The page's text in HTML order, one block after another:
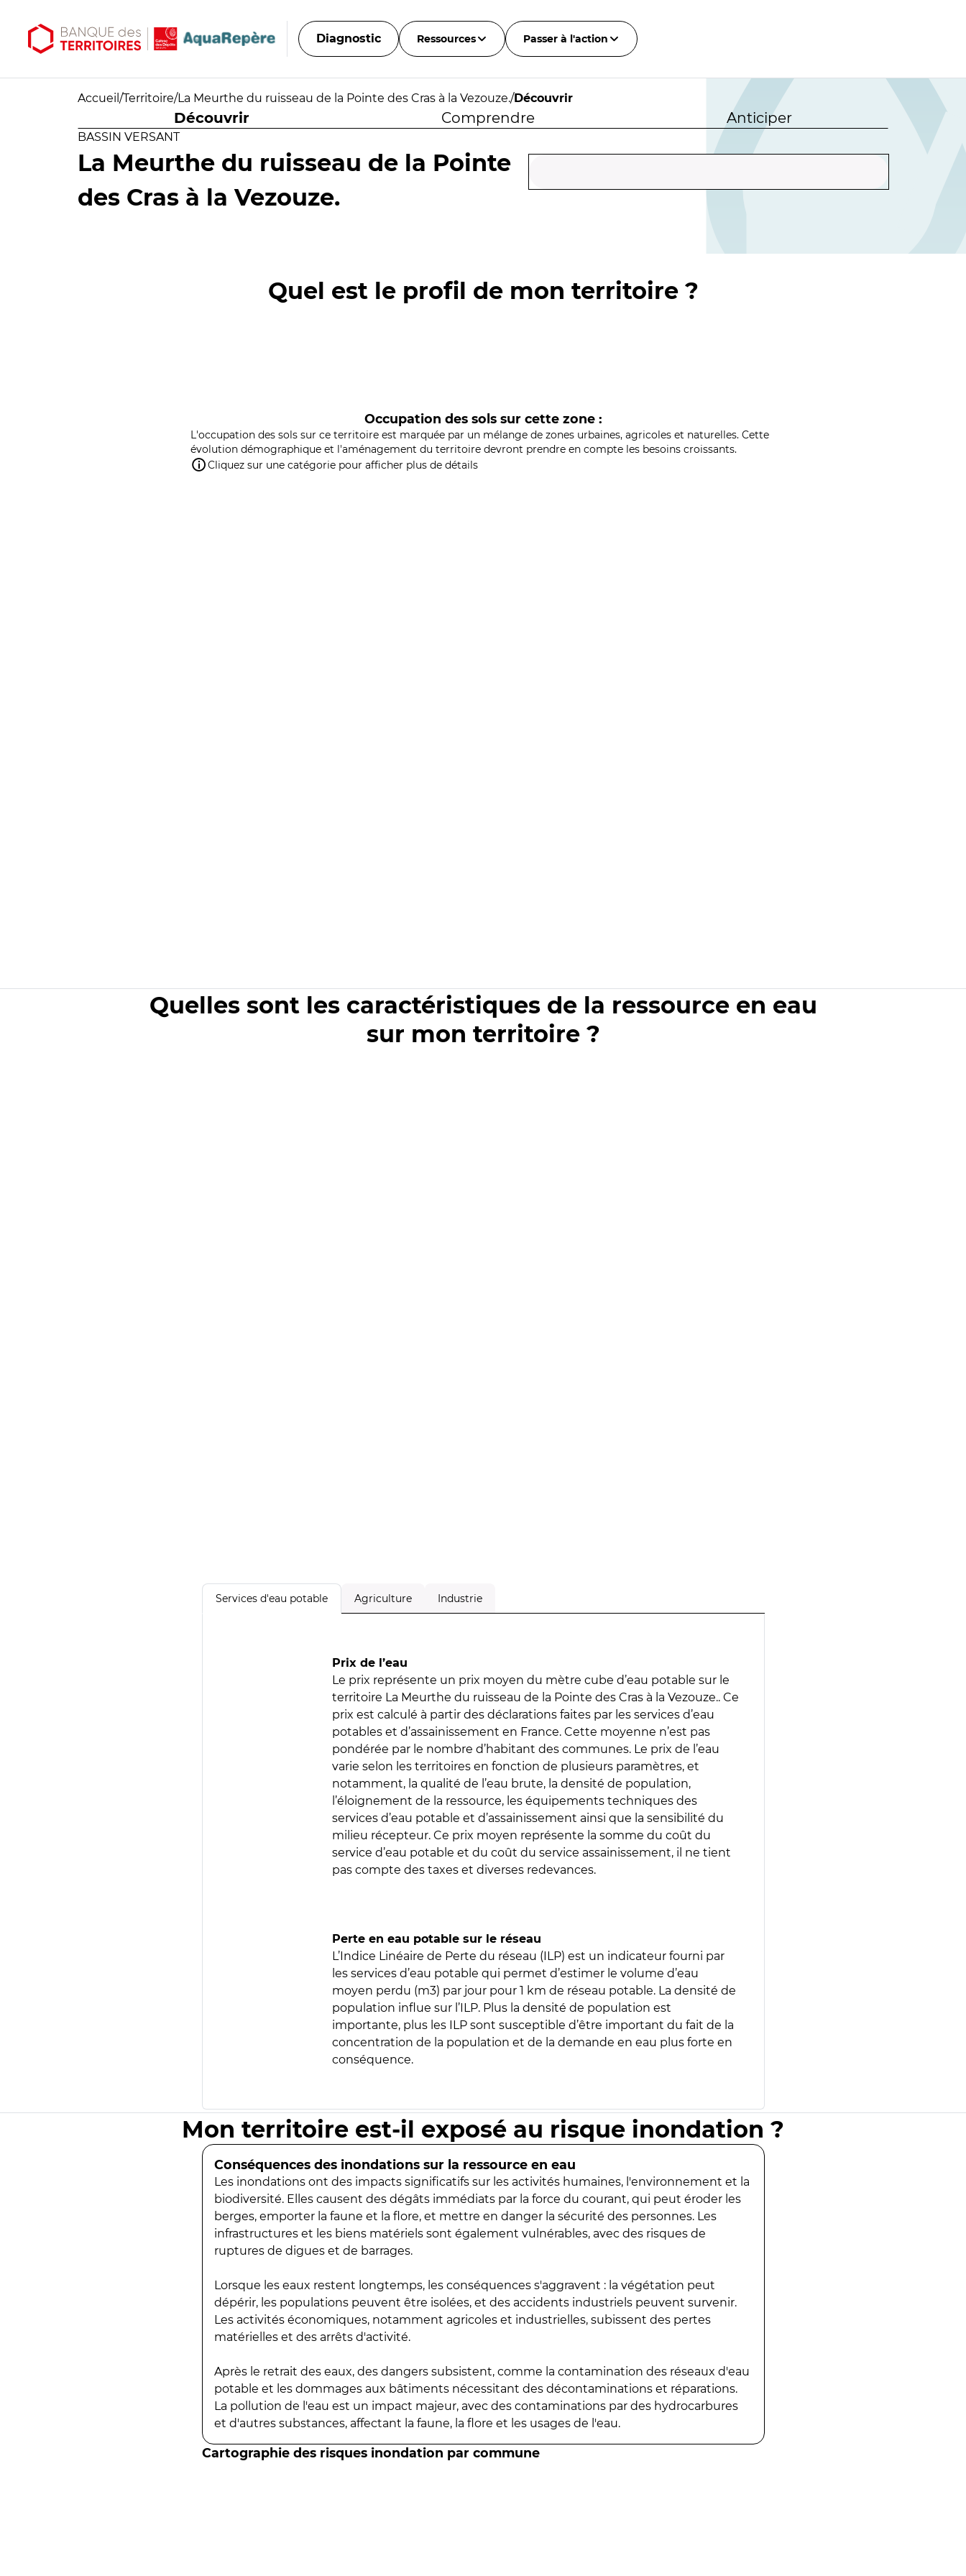
Diagnostic Ressources Passer à l'action
Accueil /Territoire/La Meurthe du ruisseau de la Pointe des Cras à la Vezouze./Découvrir
Découvrir Comprendre Anticiper
BASSIN VERSANT
La Meurthe du ruisseau de la Pointe
des Cras à la Vezouze.
Quel est le profil de mon territoire ?
Occupation des sols sur cette zone :
L'occupation des sols sur ce territoire est marquée par un mélange de zones urbaines, agricoles et naturelles. Cette
évolution démographique et l'aménagement du territoire devront prendre en compte les besoins croissants.
Cliquez sur une catégorie pour afficher plus de détails
Quelles sont les caractéristiques de la ressource en eau
sur mon territoire ?
Services d'eau potable Agriculture Industrie
Prix de l’eau
Le prix représente un prix moyen du mètre cube d’eau potable sur le
territoire La Meurthe du ruisseau de la Pointe des Cras à la Vezouze.. Ce
prix est calculé à partir des déclarations faites par les services d’eau
potables et d’assainissement en France. Cette moyenne n’est pas
pondérée par le nombre d’habitant des communes. Le prix de l’eau
varie selon les territoires en fonction de plusieurs paramètres, et
notamment, la qualité de l’eau brute, la densité de population,
l’éloignement de la ressource, les équipements techniques des
services d’eau potable et d’assainissement ainsi que la sensibilité du
milieu récepteur. Ce prix moyen représente la somme du coût du
service d’eau potable et du coût du service assainissement, il ne tient
pas compte des taxes et diverses redevances.
Perte en eau potable sur le réseau
L’Indice Linéaire de Perte du réseau (ILP) est un indicateur fourni par
les services d’eau potable qui permet d’estimer le volume d’eau
moyen perdu (m3) par jour pour 1 km de réseau potable. La densité de
population influe sur l’ILP. Plus la densité de population est
importante, plus les ILP sont susceptible d’être important du fait de la
concentration de la population et de la demande en eau plus forte en
conséquence.
Mon territoire est-il exposé au risque inondation ?
Conséquences des inondations sur la ressource en eau
Les inondations ont des impacts significatifs sur les activités humaines, l'environnement et la
biodiversité. Elles causent des dégâts immédiats par la force du courant, qui peut éroder les
berges, emporter la faune et la flore, et mettre en danger la sécurité des personnes. Les
infrastructures et les biens matériels sont également vulnérables, avec des risques de
ruptures de digues et de barrages.
Lorsque les eaux restent longtemps, les conséquences s'aggravent : la végétation peut
dépérir, les populations peuvent être isolées, et des accidents industriels peuvent survenir.
Les activités économiques, notamment agricoles et industrielles, subissent des pertes
matérielles et des arrêts d'activité.
Après le retrait des eaux, des dangers subsistent, comme la contamination des réseaux d'eau
potable et les dommages aux bâtiments nécessitant des décontaminations et réparations.
La pollution de l'eau est un impact majeur, avec des contaminations par des hydrocarbures
et d'autres substances, affectant la faune, la flore et les usages de l'eau.
Cartographie des risques inondation par commune